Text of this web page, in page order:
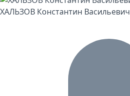
ХАЛЬЗОВ Константин Васильевич